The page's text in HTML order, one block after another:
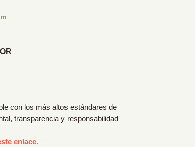
con los más altos estándares de
transparencia y responsabilidad
enlace.